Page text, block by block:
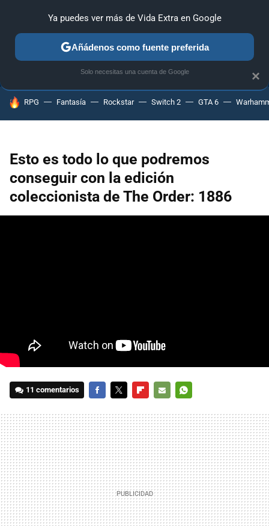
ANÁLISIS GUÍAS Y TRUCOS PC SONY NINTENDO
HOY SE HABLA DE
RPG Fantasía Rockstar Switch 2 GTA 6
Esto es todo lo que podremos
conseguir con la edición
coleccionista de The Order: 1886
11 comentarios
MAIL
×
Ya puedes ver más de Vida Extra en Google
Añádenos como fuente preferida
Solo necesitas una cuenta de Google